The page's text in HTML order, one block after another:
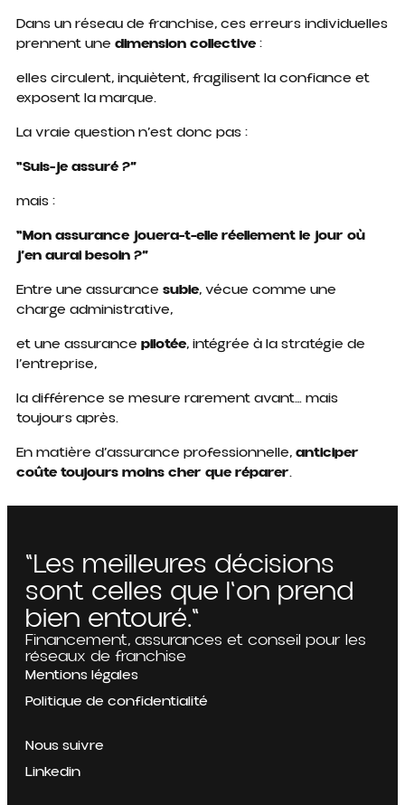
Dans un réseau de franchise, ces erreurs individuelles
prennent une dimension collective:
elles circulent, inquiètent, fragilisent la confiance et
exposent la marque.
La vraie question n’est donc pas :
“Suis-je assuré ?”
mais :
“Mon assurance jouera-t-elle réellement le jour où
j’en aurai besoin ?”
Entre une assurance subie, vécue comme une
charge administrative,
et une assurance pilotée, intégrée à la stratégie de
l’entreprise,
la différence se mesure rarement avant… mais
toujours après.
En matière d’assurance professionnelle,anticiper
coûte toujours moins cher que réparer.
"Les meilleures décisions
sont celles que l'on prend
bien entouré."
Financement, assurances et conseil pour les
réseaux de franchise
Mentions légales
Politique de confidentialité
Nous suivre
Linkedin